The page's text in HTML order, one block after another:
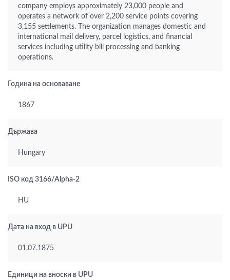
company employs approximately 23,000 people and
operates a network of over 2,200 service points covering
3,155 settlements. The organization manages domestic and
international mail delivery, parcel logistics, and financial
services including utility bill processing and banking
operations.
Година на основаване
1867
Държава
Hungary
ISO код 3166/Alpha-2
HU
Дата на вход в UPU
01.07.1875
Единици на вноски в UPU